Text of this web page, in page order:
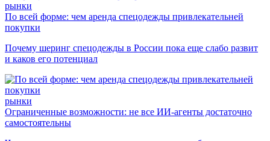
рынки
По всей форме: чем аренда спецодежды привлекательней
покупки
Почему шеринг спецодежды в России пока еще слабо развит
и каков его потенциал
рынки
Ограниченные возможности: не все ИИ-агенты достаточно
самостоятельны